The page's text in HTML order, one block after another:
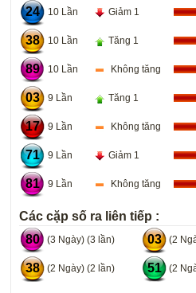
24 10 Lần Giảm 1
38 10 Lần Tăng 1
89 10 Lần Không tăng
03 9 Lần Tăng 1
17 9 Lần Không tăng
71 9 Lần Giảm 1
81 9 Lần Không tăng
Các cặp số ra liên tiếp :
80
(3 Ngày) (3 lần) 03 (2
38 (2 Ngày) (2 lần) 51 (2